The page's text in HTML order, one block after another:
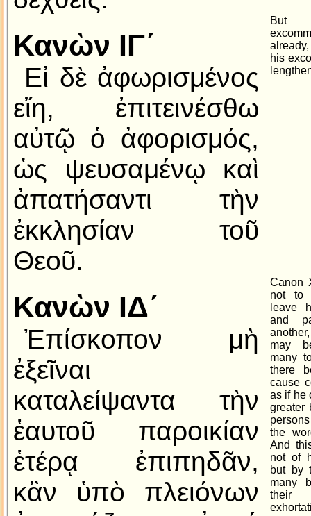
Κανὼν ΙΓ´
Εἰ δὲ ἀφωρισμένος
εἴη, ἐπιτεινέσθω
αὐτῷ ὁ ἀφορισμός,
ὡς ψευσαμένῳ καὶ
ἀπατήσαντι τὴν
ἐκκλησίαν τοῦ
Θεοῦ.
But
his
Κανὼν ΙΔ´
Ἐπίσκοπον μὴ
ἐξεῖναι
καταλείψαντα τὴν
ἑαυτοῦ παροικίαν
ἑτέρᾳ ἐπιπηδᾶν,
κἂν ὑπὸ πλειόνων
Canon
not to
leave
and
may
many
there
cause
as if he
greater
the
And
not of
but by
many